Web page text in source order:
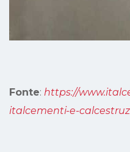
Fonte: https://
italcementi-e-